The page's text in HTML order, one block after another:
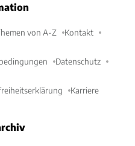
von A-Z Kontakt
Datenschutz
Karriere